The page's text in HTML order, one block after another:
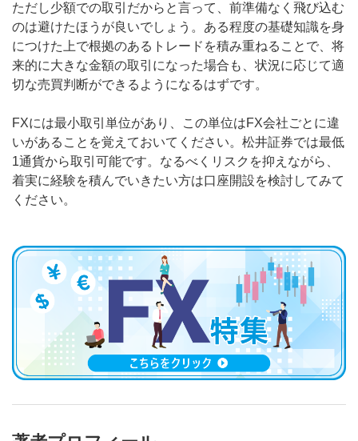
ただし少額での取引だからと言って、前準備なく飛び込む
のは避けたほうが良いでしょう。ある程度の基礎知識を身
につけた上で根拠のあるトレードを積み重ねることで、将
来的に大きな金額の取引になった場合も、状況に応じて適
切な売買判断ができるようになるはずです。
FXには最小取引単位があり、この単位はFX会社ごとに違
いがあることを覚えておいてください。松井証券では最低
1通貨から取引可能です。なるべくリスクを抑えながら、
着実に経験を積んでいきたい方は口座開設を検討してみて
ください。